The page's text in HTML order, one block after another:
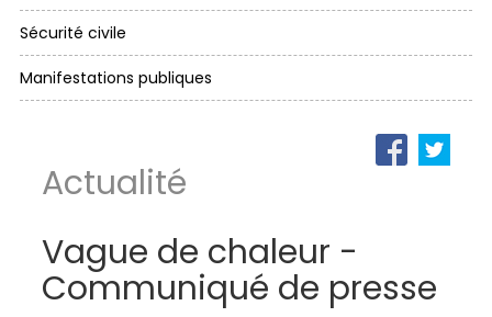
Sécurité civile
Manifestations publiques
Actualité
Vague de chaleur -
Communiqué de presse